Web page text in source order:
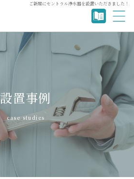
ご新居にセントラル浄水器を設置いただきました！
設置事例
case studies